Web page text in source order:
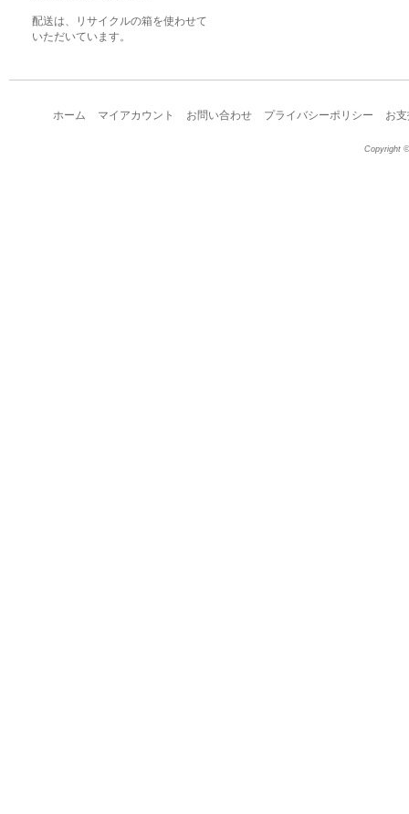
配送は、リサイクルの箱を使わせて
いただいています。
ホーム マイアカウント お問い合わせ プライバシーポリシー お
Copyright